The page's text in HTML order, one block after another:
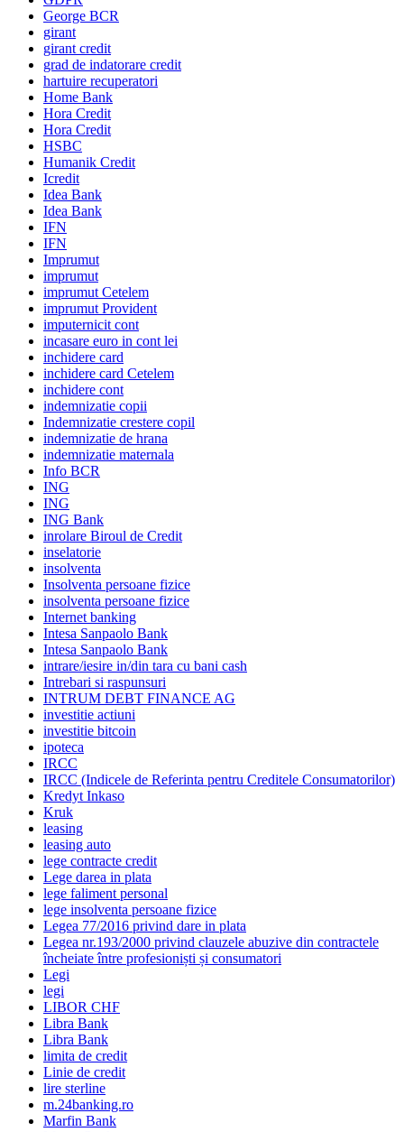
George BCR
girant
girant credit
grad de indatorare credit
hartuire recuperatori
Home Bank
Hora Credit
Hora Credit
HSBC
Humanik Credit
Icredit
Idea Bank
Idea Bank
IFN
IFN
Imprumut
imprumut
imprumut Cetelem
imprumut Provident
imputernicit cont
incasare euro in cont lei
inchidere card
inchidere card Cetelem
inchidere cont
indemnizatie copii
Indemnizatie crestere copil
indemnizatie de hrana
indemnizatie maternala
Info BCR
ING
ING
ING Bank
inrolare Biroul de Credit
inselatorie
insolventa
Insolventa persoane fizice
insolventa persoane fizice
Internet banking
Intesa Sanpaolo Bank
Intesa Sanpaolo Bank
intrare/iesire in/din tara cu bani cash
Intrebari si raspunsuri
INTRUM DEBT FINANCE AG
investitie actiuni
investitie bitcoin
ipoteca
IRCC
IRCC (Indicele de Referinta pentru Creditele Consumatorilor)
Kredyt Inkaso
Kruk
leasing
leasing auto
lege contracte credit
Lege darea in plata
lege faliment personal
lege insolventa persoane fizice
Legea 77/2016 privind dare in plata
Legea nr.193/2000 privind clauzele abuzive din contractele
încheiate între profesioniști și consumatori
Legi
legi
LIBOR CHF
Libra Bank
Libra Bank
limita de credit
Linie de credit
lire sterline
m.24banking.ro
Marfin Bank